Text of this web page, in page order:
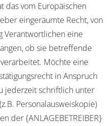
das vom Europäischen
eingeräumte Recht, von
Verantwortlichen eine
ob sie betreffende
Möchte eine
in Anspruch
jederzeit schriftlich unter
Personalausweiskopie)
der {ANLAGEBETREIBER}